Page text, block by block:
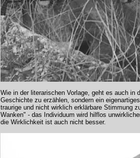
Wie in der literarischen Vorlage, geht es auch in
Geschichte zu erzählen, sondern ein
traurige und nicht wirklich erklärbare Stimmung
Wanken" - das Individuum wird hilflos
die Wirklichkeit ist auch nicht besser.